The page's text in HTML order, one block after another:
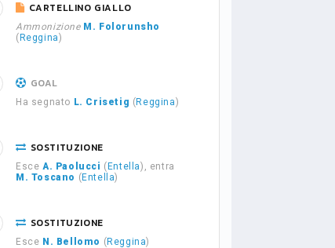
CARTELLINO GIALLO
Ammonizione M. Folorunsho
( Reggina)
GOAL
Ha segnato L. Crisetig ( Reggina)
SOSTITUZIONE
Esce A. Paolucci ( Entella), entra
M. Toscano ( Entella)
SOSTITUZIONE
Esce N. Bellomo ( Reggina)